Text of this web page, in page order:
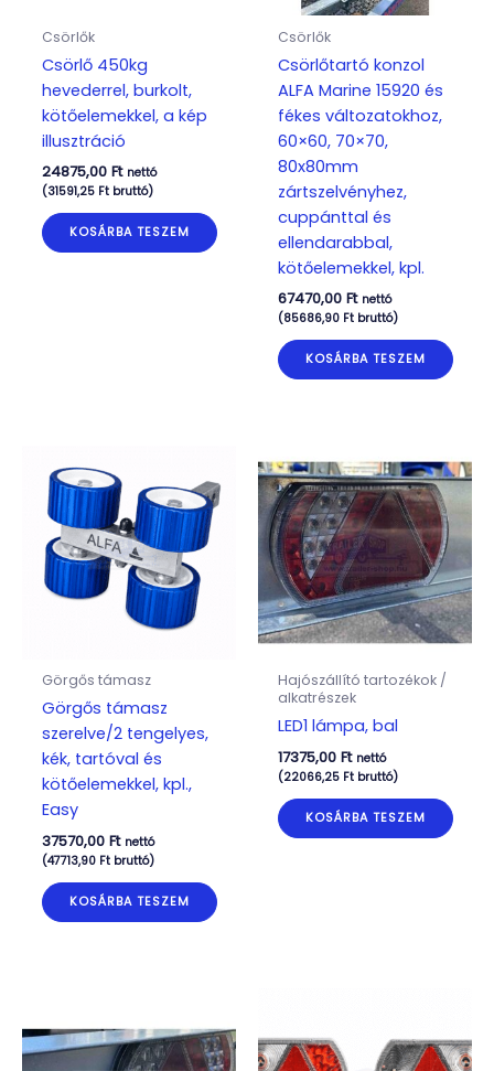
Csörlők
Csörlő 450kg
hevederrel, burkolt,
kötőelemekkel, a kép
illusztráció
24875,00 Ft nettó
(31591,25 Ftbruttó)
KOSÁRBA TESZEM
Csörlők
Csörlőtartó konzol
ALFA Marine 15920 és
fékes változatokhoz,
60×60, 70×70,
80x80mm
zártszelvényhez,
cuppánttal és
ellendarabbal,
kötőelemekkel, kpl.
67470,00 Ft nettó
(85686,90 Ftbruttó)
KOSÁRBA TESZEM
Görgős támasz
Görgős támasz
szerelve/2 tengelyes,
kék, tartóval és
kötőelemekkel, kpl.,
Easy
37570,00 Ft nettó
(47713,90 Ftbruttó)
KOSÁRBA TESZEM
Hajószállító tartozékok /
alkatrészek
LED1 lámpa, bal
17375,00 Ft nettó
(22066,25 Ftbruttó)
KOSÁRBA TESZEM